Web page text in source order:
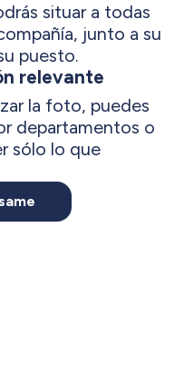
situar a todas
junto a su
puesto.
relevante
la foto, puedes
departamentos o
sólo lo que